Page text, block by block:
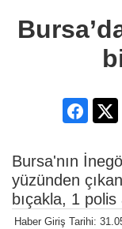
Bursa'nın
yüzünden
bıçakla, 1
Haber Giriş Tarihi: